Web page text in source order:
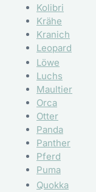
Kolibri
Krähe
Kranich
Leopard
Löwe
Luchs
Maultier
Orca
Otter
Panda
Panther
Pferd
Puma
Quokka